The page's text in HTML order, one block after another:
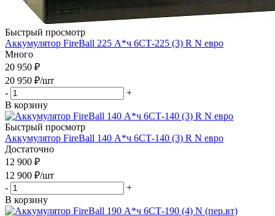
Быстрый просмотр
Аккумулятор FireBall 225 А*ч 6СТ-225 (3) R N евро
Много
20 950 ₽
20 950 ₽/шт
-
+
В корзину
Быстрый просмотр
Аккумулятор FireBall 140 А*ч 6СТ-140 (3) R N евро
Достаточно
12 900 ₽
12 900 ₽/шт
-
+
В корзину